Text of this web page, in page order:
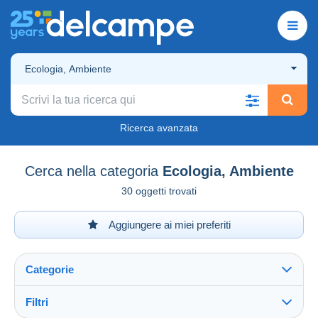
Ecologia, Ambiente
Ricerca avanzata
Cerca nella categoria Ecologia, Ambiente
30 oggetti trovati
Aggiungere ai miei preferiti
Categorie
Filtri